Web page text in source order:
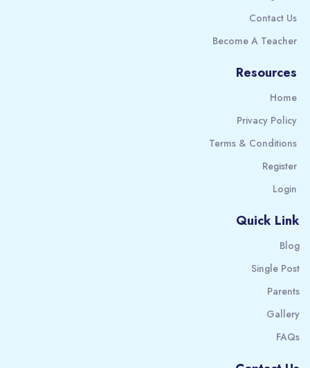
Contact Us
Become A Teacher
Resources
Home
Privacy Policy
Terms & Conditions
Register
Login
Quick Link
Blog
Single Post
Parents
Gallery
FAQs